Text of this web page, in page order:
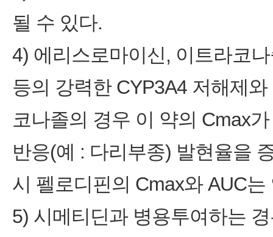
될 수 있다.
4) 에리스로마이신, 이트라코
등의 강력한 CYP3A4 저해제
코나졸의 경우 이 약의 Cmax
반응(예 : 다리부종) 발현율을
시 펠로디핀의 Cmax와 AUC
5) 시메티딘과 병용투여하는